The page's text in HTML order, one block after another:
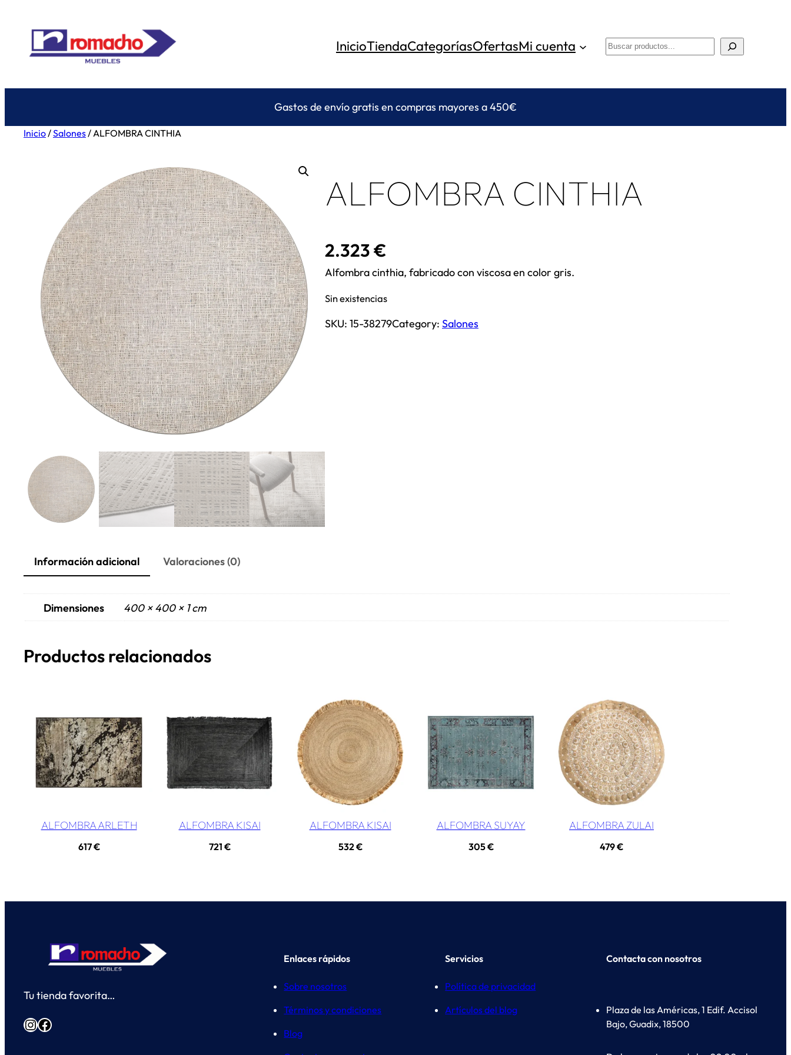
contenido
InicioTiendaCategoríasOfertasMi cuenta Buscar
Gastos de envío gratis en compras mayores a 450€
Inicio /Salones / ALFOMBRA CINTHIA
ALFOMBRA CINTHIA
2.323€
Alfombra cinthia, fabricado con viscosa en color gris.
Sin existencias
SKU: 15-38279Category: Salones
Información adicional Valoraciones (0)
Dimensiones 400 × 400 × 1 cm
Productos relacionados
ALFOMBRA ARLETH
617€
ALFOMBRA KISAI
721 €
ALFOMBRA KISAI
532€
ALFOMBRA SUYAY
305€
ALFOMBRA ZULAI
479€
Tu tienda favorita…
InstagramFacebook
Enlaces rápidos
Sobre nosotros
Términos y condiciones
Blog
Servicios
Política de privacidad
Artículos del blog
Contacta con nosotros
Plaza de las Américas, 1 Edif. Accisol
Bajo, Guadix, 18500